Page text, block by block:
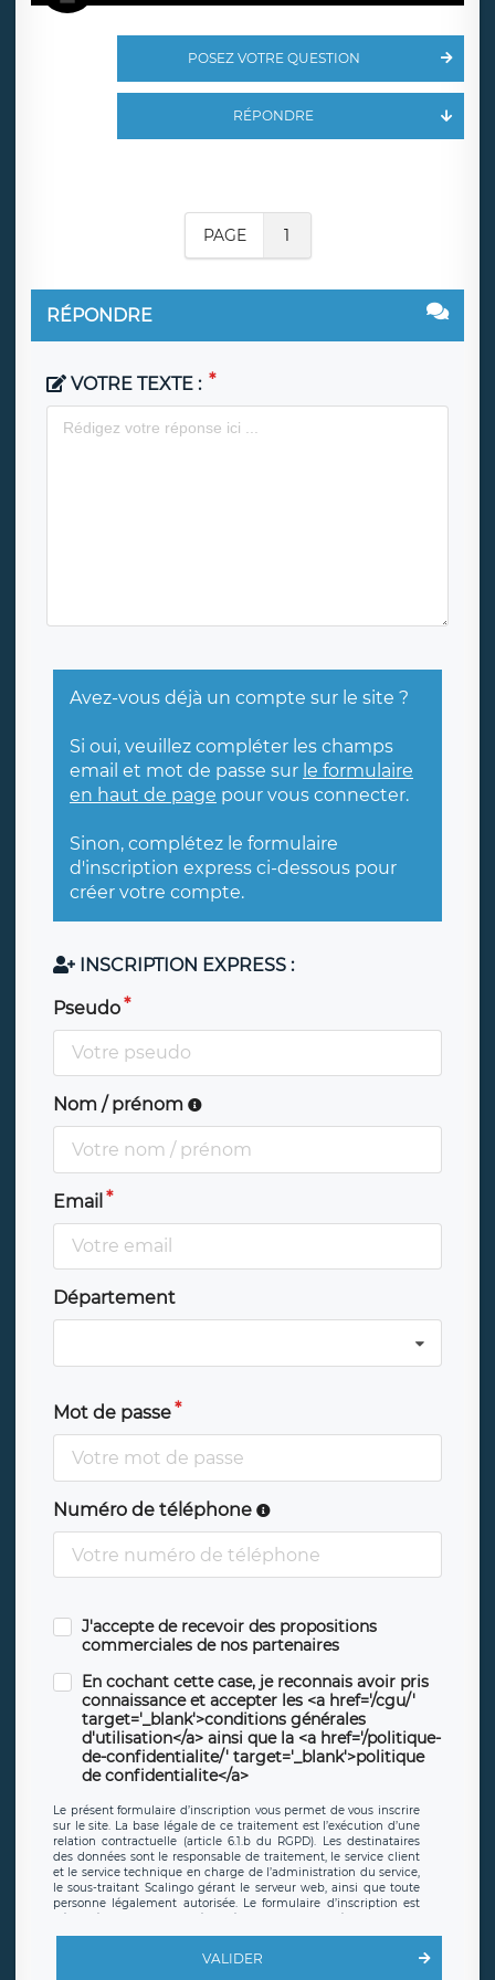
POSEZ VOTRE QUESTION
RÉPONDRE
PAGE 1
RÉPONDRE
VOTRE TEXTE :
Avez-vous déjà un compte sur le site ?
Si oui, veuillez compléter les champs
email et mot de passe sur le formulaire
en haut de page pour vous connecter.
Sinon, complétez le formulaire
d'inscription express ci-dessous pour
créer votre compte.
INSCRIPTION EXPRESS :
Pseudo
Nom / prénom
Email
Département
Mot de passe
Numéro de téléphone
J'accepte de recevoir des propositions
commerciales de nos partenaires
En cochant cette case, je reconnais avoir pris
connaissance et accepter les <a href='/cgu/'
target='_blank'>conditions générales
d'utilisation</a> ainsi que la <a href='/politique-
de-confidentialite/' target='_blank'>politique
de confidentialite</a>
Le présent formulaire d’inscription vous permet de vous inscrire
sur le site. La base légale de ce traitement est l’exécution d’une
relation contractuelle (article 6.1.b du RGPD). Les destinataires
des données sont le responsable de traitement, le service client
et le service technique en charge de l’administration du service,
le sous-traitant Scalingo gérant le serveur web, ainsi que toute
personne légalement autorisée. Le formulaire d’inscription est
offrant desclauses de protection conformes au RGPD. Les
en sollicite la suppression, étant entendu que vous pouvez
VALIDER